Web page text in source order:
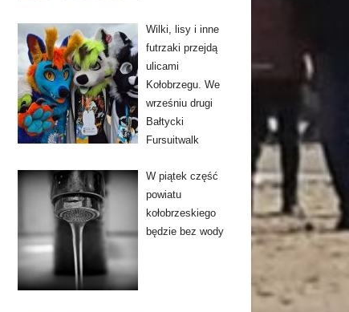
Wilki, lisy i inne
futrzaki przejdą
ulicami
Kołobrzegu. We
wrześniu drugi
Bałtycki
Fursuitwalk
W piątek część
powiatu
kołobrzeskiego
będzie bez wody